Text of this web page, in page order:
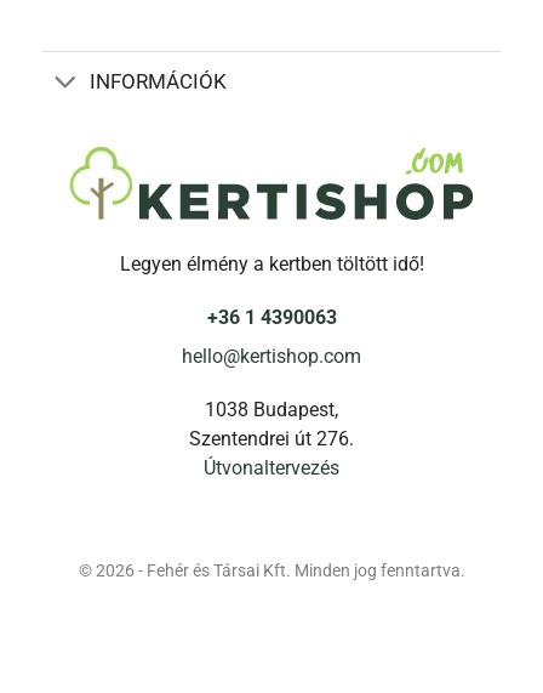
INFORMÁCIÓK
Legyen élmény a kertben töltött idő!
+36 1 4390063
hello@kertishop.com
1038 Budapest,
Szentendrei út 276.
Útvonaltervezés
© 2026 - Fehér és Társai Kft. Minden jog fenntartva.